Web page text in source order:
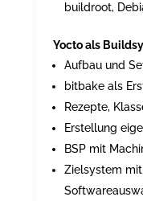
buildroot,
Yocto als
Aufbau und
bitbake als
Rezepte,
Erstellung
BSP mit
Zielsystem